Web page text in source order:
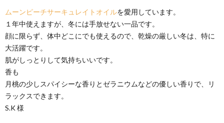
ムーンピーチサーキュレイトオイルを愛用しています。
１年中使えますが、冬には手放せない一品です。
顔に限らず、体中どこにでも使えるので、乾燥の厳しい冬は、特に
大活躍です。
肌がしっとりして気持ちいいです。
香も
月桃の少しスパイシーな香りとゼラニウムなどの優しい香りで、リ
ラックスできます。
S.K 様